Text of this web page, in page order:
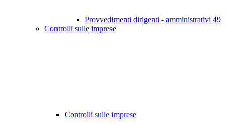
Provvedimenti dirigenti - amministrativi 49
Controlli sulle imprese
Controlli sulle imprese